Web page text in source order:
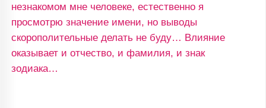
незнакомом мне человеке, естественно я
просмотрю значение имени, но выводы
скорополительные делать не буду… Влияние
оказывает и отчество, и фамилия, и знак
зодиака…